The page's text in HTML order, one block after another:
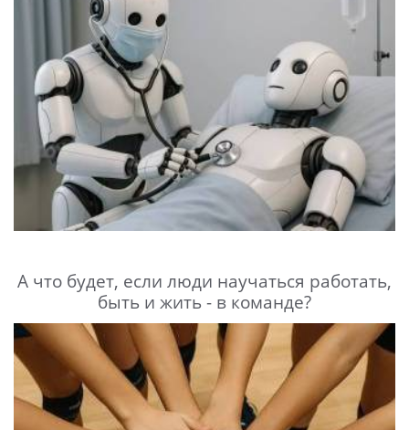
А что будет, если люди научаться работать,
быть и жить - в команде?